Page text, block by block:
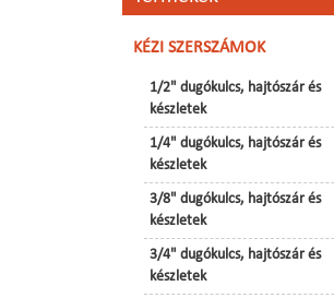
KÉZI SZERSZÁMOK
1/2" dugókulcs, hajtószár és
készletek
1/4" dugókulcs, hajtószár és
készletek
3/8" dugókulcs, hajtószár és
készletek
3/4" dugókulcs, hajtószár és
készletek